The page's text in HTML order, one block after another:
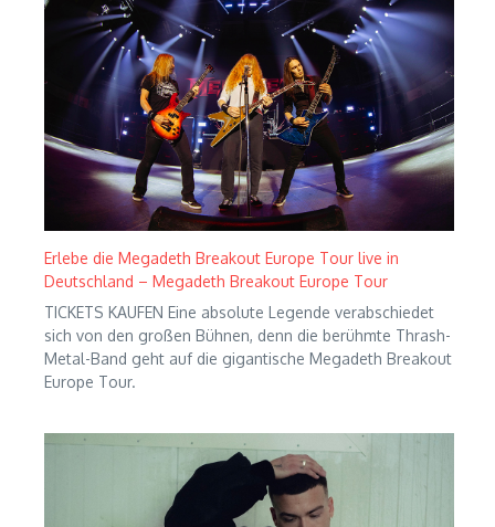
Erlebe die Megadeth Breakout Europe Tour live in
Deutschland – Megadeth Breakout Europe Tour
TICKETS KAUFEN Eine absolute Legende verabschiedet
sich von den großen Bühnen, denn die berühmte Thrash-
Metal-Band geht auf die gigantische Megadeth Breakout
Europe Tour.